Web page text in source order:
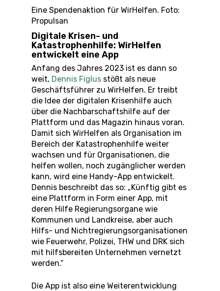
Eine Spendenaktion für WirHelfen. Foto:
Propulsan
Digitale Krisen- und
Katastrophenhilfe: WirHelfen
entwickelt eine App
Anfang des Jahres 2023 ist es dann so
weit, Dennis Figlus stößt als neue
Geschäftsführer zu WirHelfen. Er treibt
die Idee der digitalen Krisenhilfe auch
über die Nachbarschaftshilfe auf der
Plattform und das Magazin hinaus voran.
Damit sich WirHelfen als Organisation im
Bereich der Katastrophenhilfe weiter
wachsen und für Organisationen, die
helfen wollen, noch zugänglicher werden
kann, wird eine Handy-App entwickelt.
Dennis beschreibt das so: „Künftig gibt es
eine Plattform in Form einer App, mit
deren Hilfe Regierungsorgane wie
Kommunen und Landkreise, aber auch
Hilfs- und Nichtregierungsorganisationen
wie Feuerwehr, Polizei, THW und DRK sich
mit hilfsbereiten Unternehmen vernetzt
werden.“
Die App ist also eine Weiterentwicklung